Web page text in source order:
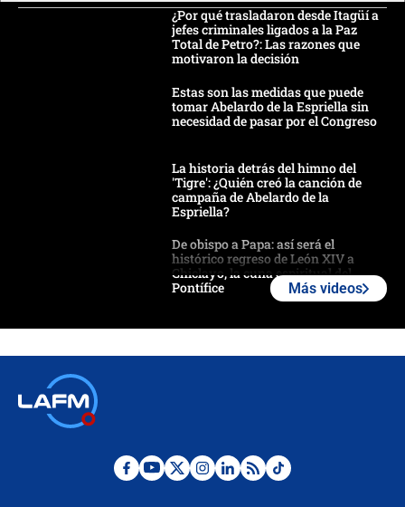
¿Por qué trasladaron desde Itagüí a
jefes criminales ligados a la Paz
Total de Petro?: Las razones que
motivaron la decisión
Estas son las medidas que puede
tomar Abelardo de la Espriella sin
necesidad de pasar por el Congreso
La historia detrás del himno del
'Tigre': ¿Quién creó la canción de
campaña de Abelardo de la
Espriella?
De obispo a Papa: así será el
histórico regreso de León XIV a
Chiclayo, la cuna espiritual del
Pontífice
¿La posesión de Abelardo De la
Más videos